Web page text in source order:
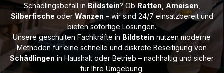
Schädlingsbefall in Bildstein? ObRatten Ameisen
Silberfische oder Wanzen – wir sind 24/7 einsatzbereit und
bieten sofortige Lösungen.
Unsere geschulten Fachkräfte in Bildstein nutzen moderne
Methoden für eine schnelle und diskrete Beseitigung von
Schädlingen in Haushalt oder Betrieb – nachhaltig und sicher
für Ihre Umgebung.